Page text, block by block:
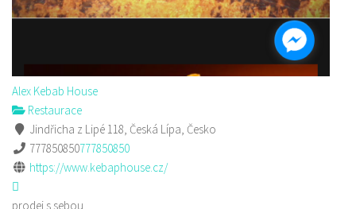
Alex Kebab House
Restaurace
Jindřicha z Lipé 118, Česká Lípa, Česko
777850850777850850
https://www.kebaphouse.cz/
prodej s sebou